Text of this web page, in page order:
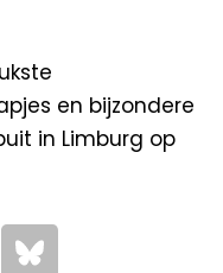
en bijzondere
in Limburg op